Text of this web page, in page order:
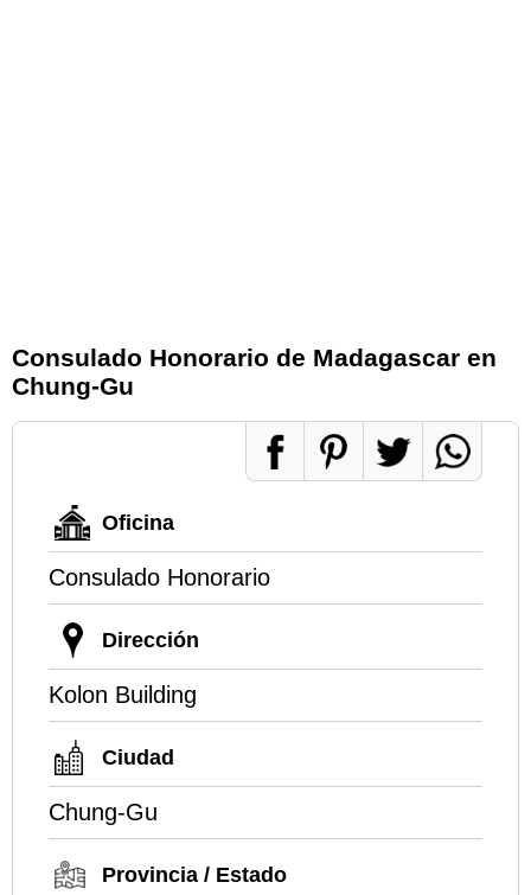
Consulado Honorario de Madagascar en
Chung-Gu
Oficina
Consulado Honorario
Dirección
Kolon Building
Ciudad
Chung-Gu
Provincia / Estado